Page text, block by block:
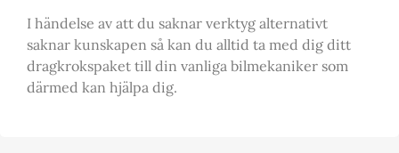
I händelse av att du saknar verktyg alternativt
saknar kunskapen så kan du alltid ta med dig ditt
dragkrokspaket till din vanliga bilmekaniker som
därmed kan hjälpa dig.